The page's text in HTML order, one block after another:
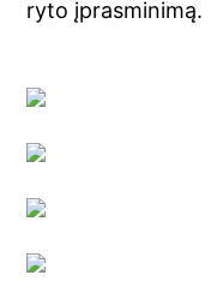
ryto įprasminimą.